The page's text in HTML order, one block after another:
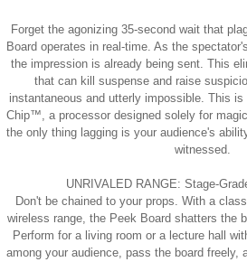
Forget the agonizing 35-second wait that
Board operates in real-time. As the
the impression is already being sent. This
that can kill suspense and raise
instantaneous and utterly impossible. This
Chip™, a processor designed solely for
the only thing lagging is your audience's
witnessed.
UNRIVALED RANGE: Stage-
Don't be chained to your props. With a
wireless range, the Peek Board shatters the
Perform for a living room or a lecture hall
among your audience, pass the board freely,